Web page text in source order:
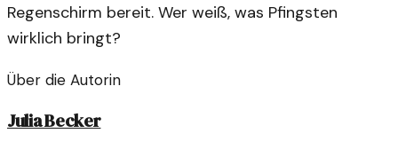
Regenschirm bereit. Wer weiß, was Pfingsten
wirklich bringt?
Über die Autorin
Julia Becker